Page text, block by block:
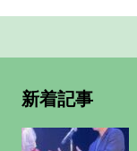
新着記事